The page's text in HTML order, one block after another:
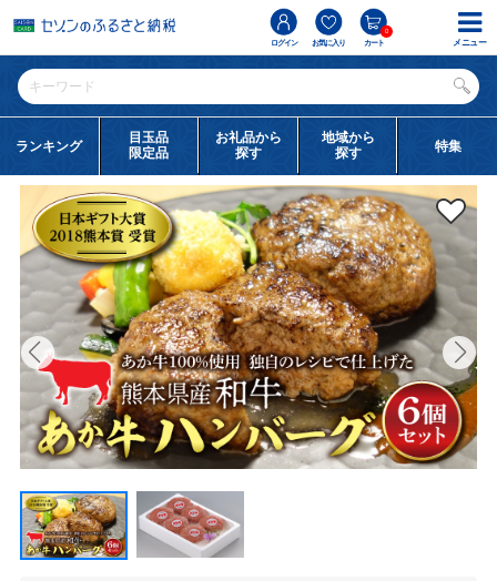
ログイン お気に入り カート
0
ランキング
目玉品
限定品
お礼品から
探す
地域から
探す
特集
メニュー